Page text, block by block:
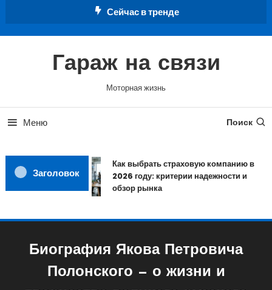
Сейчас в тренде
Гараж на связи
Моторная жизнь
Меню Поиск
Заголовок
Как выбрать страховую компанию в
2026 году: критерии надежности и
обзор рынка
Биография Якова Петровича
Полонского — о жизни и